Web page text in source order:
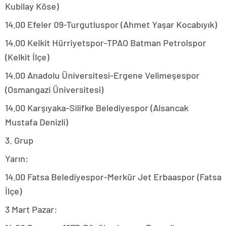
Kubilay Köse)
14.00 Efeler 09-Turgutluspor (Ahmet Yaşar Kocabıyık)
14.00 Kelkit Hürriyetspor-TPAO Batman Petrolspor
(Kelkit İlçe)
14.00 Anadolu Üniversitesi-Ergene Velimeşespor
(Osmangazi Üniversitesi)
14.00 Karşıyaka-Silifke Belediyespor (Alsancak
Mustafa Denizli)
3. Grup
Yarın:
14.00 Fatsa Belediyespor-Merkür Jet Erbaaspor (Fatsa
İlçe)
3 Mart Pazar: